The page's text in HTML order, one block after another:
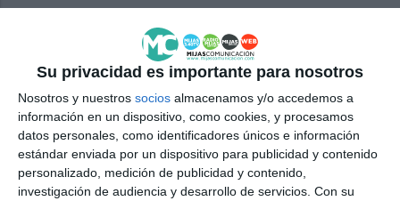
Su privacidad es importante para nosotros
Nosotros y nuestros socios almacenamos y/o accedemos a
información en un dispositivo, como cookies, y procesamos
datos personales, como identificadores únicos e información
estándar enviada por un dispositivo para publicidad y contenido
personalizado, medición de publicidad y contenido,
investigación de audiencia y desarrollo de servicios. Con su
MIJAS SALUD MENTAL